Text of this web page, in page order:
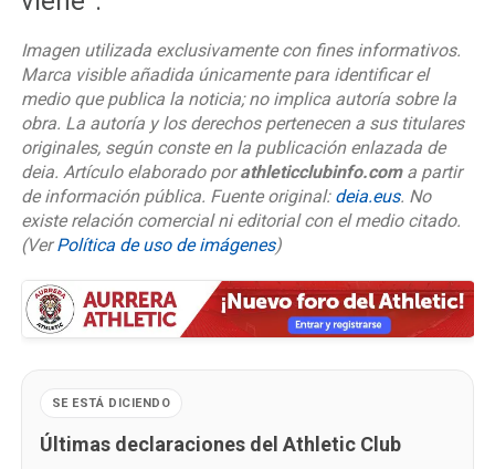
Imagen utilizada exclusivamente con fines informativos.
Marca visible añadida únicamente para identificar el
medio que publica la noticia; no implica autoría sobre la
obra. La autoría y los derechos pertenecen a sus titulares
originales, según conste en la publicación enlazada de
deia. Artículo elaborado porathleticclubinfo.coma partir
de información pública. Fuente original: deia.eus. No
existe relación comercial ni editorial con el medio citado.
(VerPolítica de uso de imágenes)
SE ESTÁ DICIENDO
Últimas declaraciones del Athletic Club